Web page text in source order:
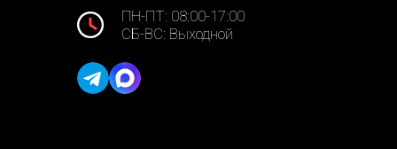
ПН-ПТ: 08:00-17:00
СБ-ВС: Выходной